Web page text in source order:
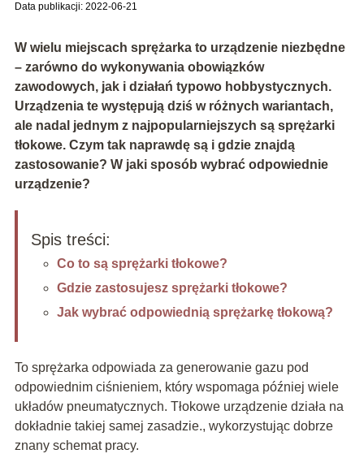
Data publikacji: 2022-06-21
W wielu miejscach sprężarka to urządzenie niezbędne
– zarówno do wykonywania obowiązków
zawodowych, jak i działań typowo hobbystycznych.
Urządzenia te występują dziś w różnych wariantach,
ale nadal jednym z najpopularniejszych są sprężarki
tłokowe. Czym tak naprawdę są i gdzie znajdą
zastosowanie? W jaki sposób wybrać odpowiednie
urządzenie?
Spis treści:
Co to są sprężarki tłokowe?
Gdzie zastosujesz sprężarki tłokowe?
Jak wybrać odpowiednią sprężarkę tłokową?
To sprężarka odpowiada za generowanie gazu pod
odpowiednim ciśnieniem, który wspomaga później wiele
układów pneumatycznych. Tłokowe urządzenie działa na
dokładnie takiej samej zasadzie., wykorzystując dobrze
znany schemat pracy.